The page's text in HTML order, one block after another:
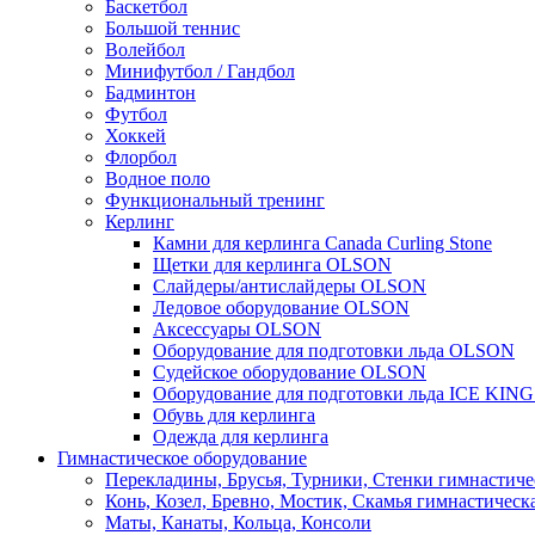
Баскетбол
Большой теннис
Волейбол
Минифутбол / Гандбол
Бадминтон
Футбол
Хоккей
Флорбол
Водное поло
Функциональный тренинг
Керлинг
Камни для керлинга Canada Curling Stone
Щетки для керлинга OLSON
Слайдеры/антислайдеры OLSON
Ледовое оборудование OLSON
Аксессуары OLSON
Оборудование для подготовки льда OLSON
Судейское оборудование OLSON
Оборудование для подготовки льда ICE
Обувь для керлинга
Одежда для керлинга
Гимнастическое оборудование
Перекладины, Брусья, Турники, Стенки
Конь, Козел, Бревно, Мостик, Скамья
Маты, Канаты, Кольца, Консоли